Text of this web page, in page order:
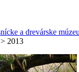
a drevárske
> 2013